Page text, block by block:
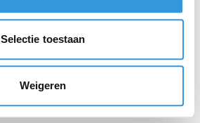
Selectie toestaan
Weigeren